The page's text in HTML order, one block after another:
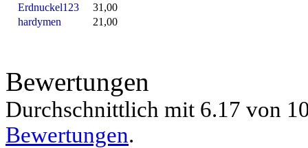
Erdnuckel123
31,00
hardymen
21,00
Bewertungen
Durchschnittlich mit 6.17 von
Bewertungen.